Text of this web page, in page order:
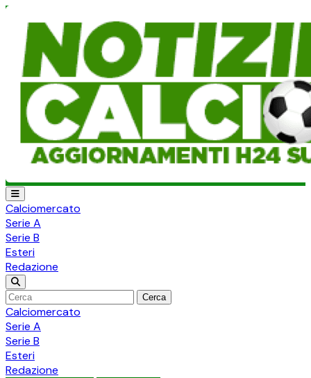
Calciomercato
Serie A
Serie B
Esteri
Redazione
Cerca
Calciomercato
Serie A
Serie B
Esteri
Redazione